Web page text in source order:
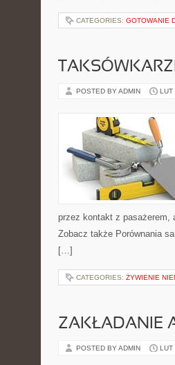
CATEGORIES: GOTOWANIE
POSTED BY ADMIN LUT
przez kontakt z pasażerem,
Zobacz także Porównania
[…]
CATEGORIES: ŻYWIENIE
ZAKŁADANIE
POSTED BY ADMIN LUT